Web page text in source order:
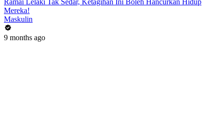
Ramai Lelaki Tak Sedar, Ketagihan Ini Boleh Hancurkan Hidup
Mereka!
Maskulin
9 months ago